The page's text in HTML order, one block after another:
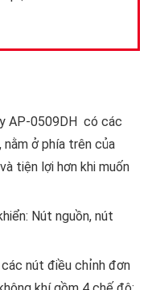
AP-0509DH có các
ở phía trên của
tiện lợi hơn khi muốn
Nút nguồn, nút
nút điều chỉnh đơn